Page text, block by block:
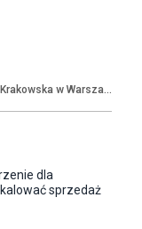
Kraków
w Warsza...
dla
sprzedaż